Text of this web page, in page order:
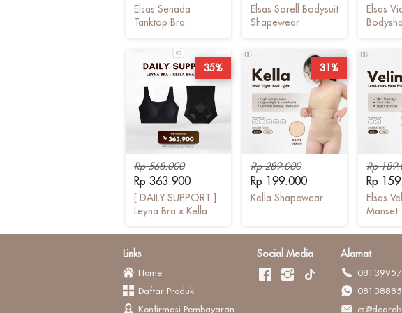
Elsas Senada
Tanktop Bra
Elsas Sorell Bodysuit
Shapewear
Elsas
Rp 568.000
Rp 363.900
[ DAILY SUPPORT ]
Leyna Bra x Kella
35%
Rp 289.000
Rp 199.000
Kella Shapewear
31%
Rp
Rp
Elsas
Manset
Links
Home
Daftar Produk
Konfirmasi Pembayaran
Social Media Alamat